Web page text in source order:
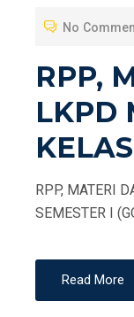
E
O
N
No
RPP,
LKPD
RPP, MATERI
SEMESTER I
Read More